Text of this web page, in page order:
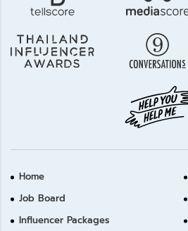
Home
Job Board
Influencer Packages